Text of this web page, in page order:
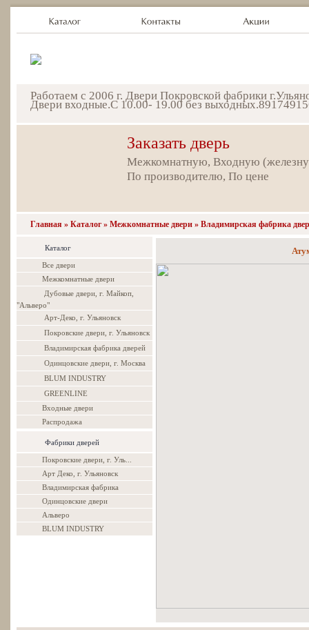
Работаем с 2006 г. Двери Покровской фабрики
Двери входные.С 10.00- 19.00 без
Заказать дверь
Межкомнатную, Входную
По производителю, По цене
Главная » Каталог» Межкомнатные двери » Владимирская фабрика
Каталог
Все двери
Межкомнатные двери
Дубовые двери, г. Майкоп,
"Альверо"
Арт-Деко, г. Ульяновск
Покровские двери, г. Ульяновск
Владимирская фабрика дверей
Одинцовские двери, г. Москва
BLUM INDUSTRY
GREENLINE
Входные двери
Распродажа
Фабрики дверей
Покровские двери, г. Уль...
Арт Деко, г. Ульяновск
Владимирская фабрика
Одинцовские двери
Альверо
BLUM INDUSTRY